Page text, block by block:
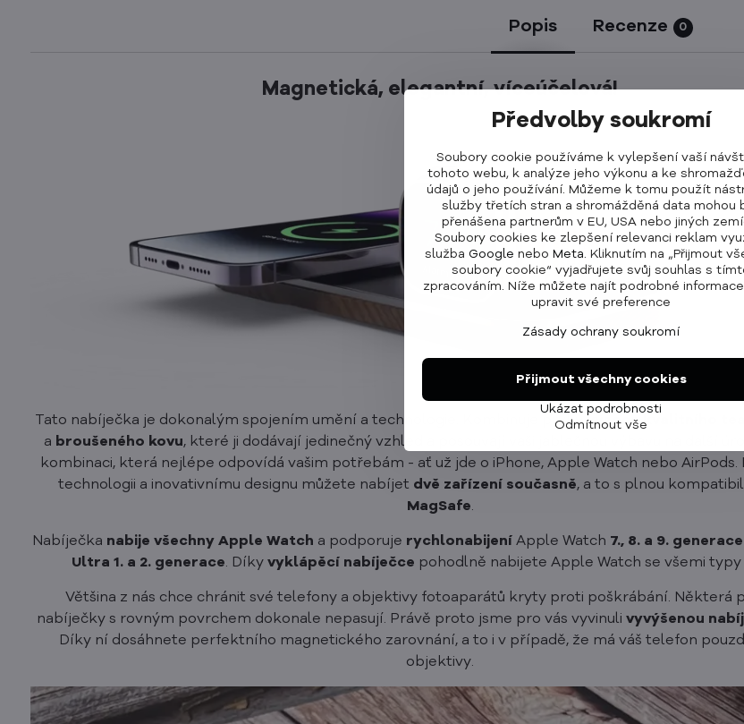
Popis Recenze 0
Magnetická, elegantní, víceúčelová!
Tato nabíječka je dokonalým spojením umění a technologie. Kombinuje prvkyvysoce kvalitního
a broušeného kovu, které ji dodávají jedinečný vzhled a posouvají vaši jablečnou výbavu na další
kombinaci, která nejlépe odpovídá vašim potřebám - ať už jde o iPhone, Apple Watch nebo AirPods.
technologii a inovativnímu designu můžete nabíjet dvě zařízení současně, a to s plnou
MagSafe.
Nabíječka nabije všechny Apple Watch a podporuje rychlonabijeníApple Watch 7., 8. a 9. generace
Ultra 1. a 2. generace. Díky vyklápěcí nabíječce pohodlně nabijete Apple Watch se všemi typy
Většina z nás chce chránit své telefony a objektivy fotoaparátů kryty proti poškrábání. Některá
nabíječky s rovným povrchem dokonale nepasují. Právě proto jsme pro vás vyvinulivyvýšenou
Díky ní dosáhnete perfektního magnetického zarovnání, a to i v případě, že má váš telefon
objektivy.
Předvolby soukromí
Soubory cookie používáme k vylepšení vaší
tohoto webu, k analýze jeho výkonu a ke
údajů o jeho používání. Můžeme k tomu použít
služby třetích stran a shromážděná data mohou
přenášena partnerům v EU, USA nebo jiných
Soubory cookies ke zlepšení relevanci reklam
služba Google nebo Meta. Kliknutím na „Přijmout
soubory cookie“ vyjadřujete svůj souhlas s
zpracováním. Níže můžete najít podrobné
upravit své preference
Zásady ochrany soukromí
Ukázat podrobnosti
Přijmout všechny cookies
Odmítnout vše